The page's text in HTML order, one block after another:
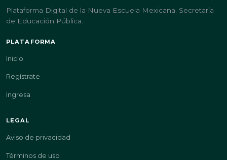
Plataforma Digital de la Nueva Escuela Mexicana. Secretaría
de Educación Pública.
PLATAFORMA
Inicio
Regístrate
Ingresa
LEGAL
Aviso de privacidad
Términos de uso